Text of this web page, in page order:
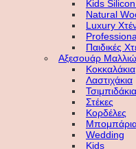
Kids
Natural
Luxury
Παιδικές
Αξεσουάρ
Κοκκαλάκια
Λαστιχάκια
Τσιμπιδάκια
Στέκες
Κορδέλες
Wedding
Kids